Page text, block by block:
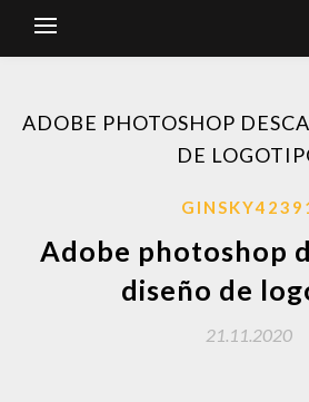
ADOBE PHOTOSHOP
DE
Adobe photoshop
diseño de
21.11.2020